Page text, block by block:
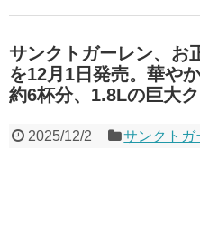
サンクトガーレン、お
を12月1日発売。華や
約6杯分、1.8Lの巨大
2025/12/2 サンクトガ